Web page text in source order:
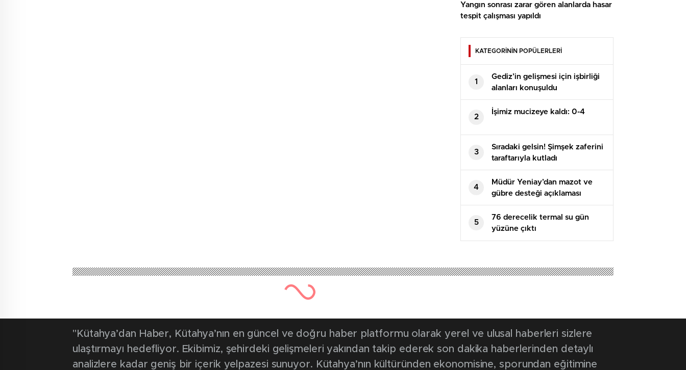
Yangın sonrası zarar gören alanlarda hasar
tespit çalışması yapıldı
KATEGORİNİN POPÜLERLERİ
1
Gediz’in gelişmesi için işbirliği
alanları konuşuldu
2
İşimiz mucizeye kaldı: 0-4
3
Sıradaki gelsin! Şimşek zaferini
taraftarıyla kutladı
4
Müdür Yeniay’dan mazot ve
gübre desteği açıklaması
5
76 derecelik termal su gün
yüzüne çıktı
674 kez okunmuştur
Adnan Menderes Ortaokulu, Avrupa’dan
gelen öğretmenleri ağırladı